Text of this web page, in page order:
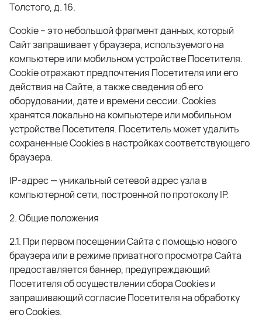
Толстого, д. 16.
Cookie – это небольшой фрагмент данных, который
Сайт запрашивает у браузера, используемого на
компьютере или мобильном устройстве Посетителя.
Cookie отражают предпочтения Посетителя или его
действия на Сайте, а также сведения об его
оборудовании, дате и времени сессии. Сookies
хранятся локально на компьютере или мобильном
устройстве Посетителя. Посетитель может удалить
сохраненные Сookies в настройках соответствующего
браузера.
IP-адрес — уникальный сетевой адрес узла в
компьютерной сети, построенной по протоколу IP.
2. Общие положения
2.1. При первом посещении Сайта с помощью нового
браузера или в режиме приватного просмотра Сайта
предоставляется баннер, предупреждающий
Посетителя об осуществлении сбора Сookies и
запрашивающий согласие Посетителя на обработку
его Сookies.